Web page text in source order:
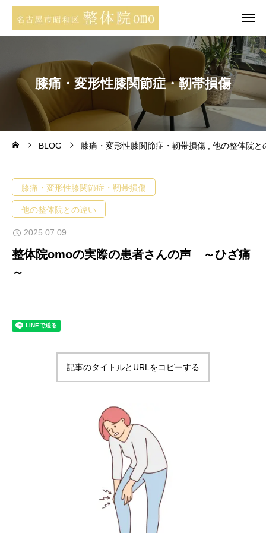
膝痛 ・ 変形性膝関節症・靭帯損傷
BLOG 膝痛・変形性膝関節症・靭帯損傷 他の整体院と
膝痛・変形性膝関節症・靭帯損傷
他の整体院との違い
2025.07.09
整体院omoの実際の患者さんの声 ～ひざ痛
～
記事のタイトルとURLをコピーする